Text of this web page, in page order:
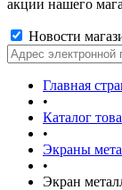
акции нашего
Новости
Главная
•
Каталог
•
Экраны
•
Экран